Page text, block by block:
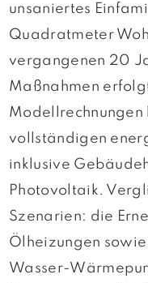
unsaniertes
Quadratmeter
vergangenen 20
Maßnahmen
vollständigen
inklusive
Photovoltaik.
Szenarien: die
Ölheizungen
Wasser-